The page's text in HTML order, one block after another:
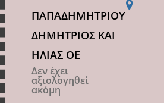
ΠΑΠΑΔΗΜΗΤΡΙΟΥ
ΔΗΜΗΤΡΙΟΣ ΚΑΙ
ΗΛΙΑΣ ΟΕ
Δεν έχει
αξιολογηθεί
ακόμη